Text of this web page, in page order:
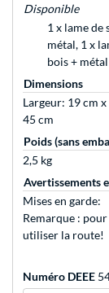
Disponible
1 x lame de
métal, 1 x
bois + métal
Dimensions
Largeur: 19 cm
45 cm
Poids (sans
2,5 kg
Avertissements
Mises en garde:
Remarque :
utiliser la route!
Numéro DEEE